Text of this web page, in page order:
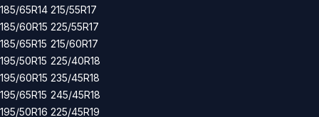
185/65R14
185/60R15
185/65R15
195/50R15
195/60R15
195/65R15
195/50R16
215/55R17
225/55R17
215/60R17
225/40R18
235/45R18
245/45R18
225/45R19